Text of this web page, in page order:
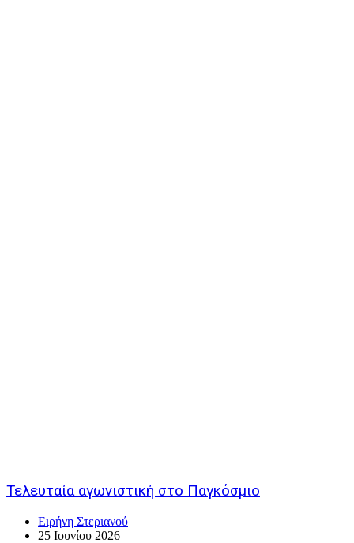
Τελευταία αγωνιστική στο Παγκόσμιο
Ειρήνη Στεριανού
25 Ιουνίου 2026